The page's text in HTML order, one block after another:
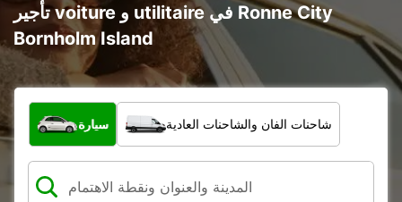
تأجير voiture و utilitaire في Ronne City
Bornholm Island
ما نوع المركبة؟
سيارة شاحنات الفان والشاحنات العادية